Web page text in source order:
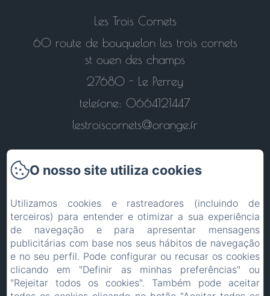
Les Trois Cornets
60 route de bouquelon les trois cornets
st ouen des champs
27680 - Le Perrey
telefone: 0664121447
lestroiscornets@orange.fr
Voltar à página inicial
Contacte-nos
Informações Legais
O nosso site utiliza cookies
Utilizamos cookies e rastreadores (incluindo de
terceiros) para entender e otimizar a sua experiência
de navegação e para apresentar mensagens
publicitárias com base nos seus hábitos de navegação
e no seu perfil. Pode configurar ou recusar os cookies
clicando em "Definir as minhas preferências" ou
"Rejeitar todos os cookies". Também pode aceitar